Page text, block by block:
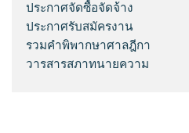
ประกาศจัดซื้อจัดจ้าง
ประกาศรับสมัครงาน
รวมคำพิพากษาศาลฎีกา
วารสารสภาทนายความ